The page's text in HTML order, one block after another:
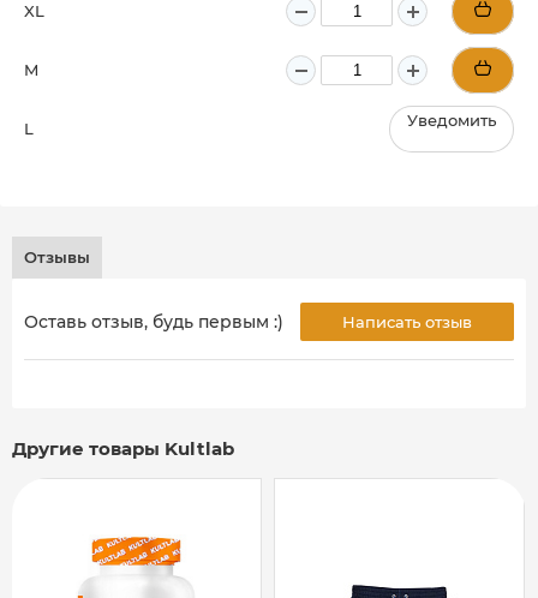
XL
M
L Уведомить
Отзывы
Оставь отзыв, будь первым :) Написать отзыв
Другие товары Kultlab